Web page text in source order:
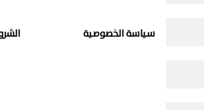
سياسة الخصوصية